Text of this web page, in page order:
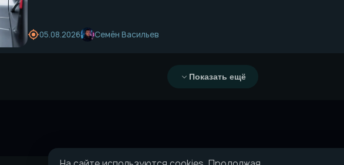
05.08.2026 Семён Васильев
Показать ещё